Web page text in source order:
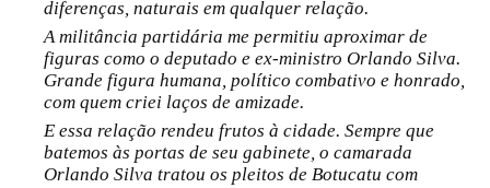
diferenças, naturais em qualquer relação.
A militância partidária me permitiu aproximar de
figuras como o deputado e ex-ministro Orlando Silva.
Grande figura humana, político combativo e honrado,
com quem criei laços de amizade.
E essa relação rendeu frutos à cidade. Sempre que
batemos às portas de seu gabinete, o camarada
Orlando Silva tratou os pleitos de Botucatu com